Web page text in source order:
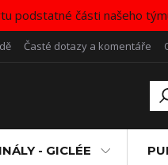
podstatné části našeho
Časté dotazy a komentáře
- GICLÉE